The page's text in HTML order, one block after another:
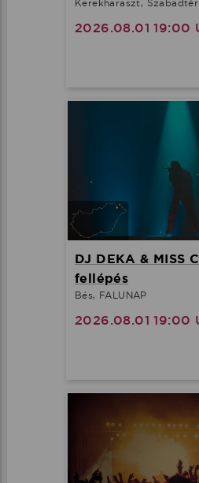
Kerekharaszt, Szabadtér
2026.08.01 19:00
DJ DEKA & MISS
fellépés
Bés, FALUNAP
2026.08.01 19:00